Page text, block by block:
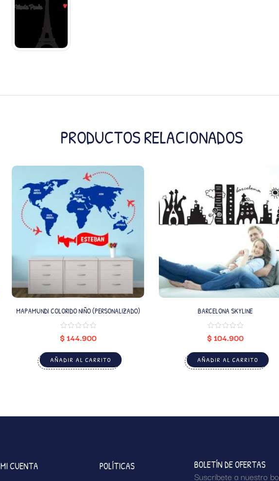
PRODUCTOS RELACIONADOS
MAPAMUNDI COLORIDO NIÑO (PERSONALIZADO)
$144.900
AÑADIR AL CARRITO
BARCELONA SKYLINE
$104.900
AÑADIR AL CARRITO
MI CUENTA POLÍTICAS BOLETÍN DE OFERTAS
Suscríbete a nuestro